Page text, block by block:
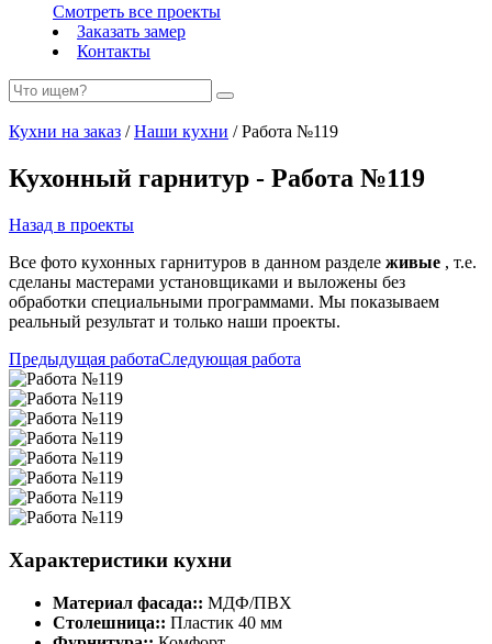
Смотреть все проекты
Заказать замер
Контакты
Кухни на заказ /Наши кухни / Работа №119
Кухонный гарнитур - Работа №119
Назад в проекты
Все фото кухонных гарнитуров в данном разделе живые , т.е.
сделаны мастерами установщиками и выложены без
обработки специальными программами. Мы показываем
реальный результат и только наши проекты.
Предыдущая работаСледующая работа
Характеристики кухни
Материал фасада:: МДФ/ПВХ
Столешница:: Пластик 40 мм